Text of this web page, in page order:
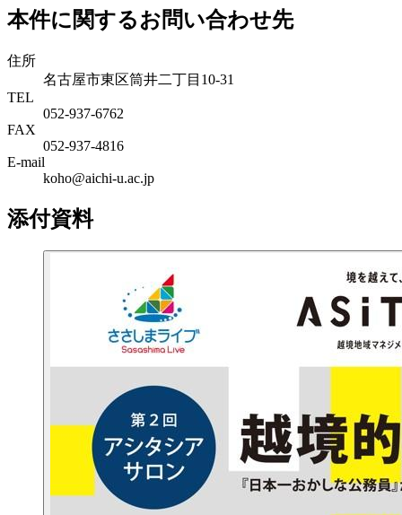
本件に関するお問い合わせ先
住所
名古屋市東区筒井二丁目10-31
TEL
052-937-6762
FAX
052-937-4816
E-mail
koho@aichi-u.ac.jp
添付資料